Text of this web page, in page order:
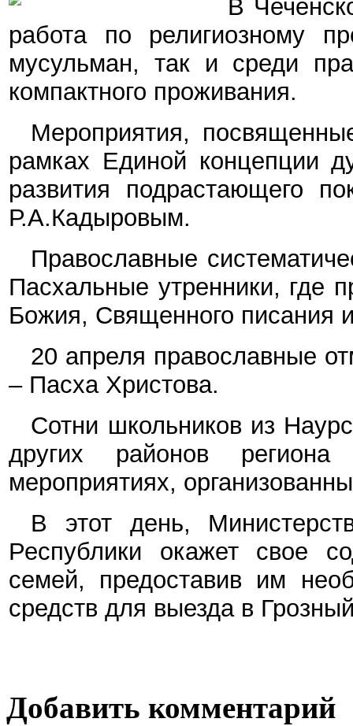
В
работа по религиозному
мусульман, так и среди
компактного проживания.
Мероприятия,
рамках Единой концепции
развития подрастающего
Р.А.Кадыровым.
Православные
Пасхальные утренники, где
Божия, Священного писания
20 апреля православные
– Пасха Христова.
Сотни школьников из
других районов
мероприятиях,
В этот день,
Республики окажет свое
семей, предоставив им
средств для выезда в
Добавить комментарий